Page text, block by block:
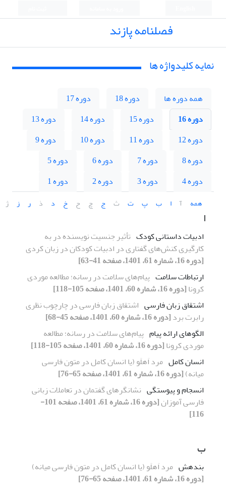
فصلنامه پازند
نمایه کلیدواژه ها
همه دوره ها دوره 18
دوره 17
دوره 16
دوره 15 دوره 14
دوره 13
دوره 12
دوره 11 دوره 10
دوره 9
دوره 8
دوره 7 دوره 6
دوره 5
دوره 4
دوره 3 دوره 2 دوره 1
همه آ ا ب پ ت ث ج چ ح خ د ذ ر ز ژ
ا
ادبیات داستانی کودک تأثیر جنسیت نویسنده در به
کارگیری کنش‌های گفتاری در ادبیات کودکان در زبان کردی
[دوره 16، شماره 61، 1401، صفحه 41-63]
ارتباطات سلامت پیام‌های سلامت در رسانه؛ مطالعه موردی
کرونا[دوره 16، شماره 60، 1401، صفحه 105-118]
اشتقاق زبان فارسی اشتقاق زبان فارسی در چارچوب نظری
رابرت برد[دوره 16، شماره 60، 1401، صفحه 45-68]
الگوهای ارائه پیام پیام‌های سلامت در رسانه؛ مطالعه
موردی کرونا[دوره 16، شماره 60، 1401، صفحه 105-118]
انسان کامل مرد اَهلَو (یا انسان کامل در متون فارسی
میانه)[دوره 16، شماره 61، 1401، صفحه 65-76]
انسجام و پیوستگی نشانگرهای گفتمان در تعاملات زبانی
فارسی آموزان
[دوره 16، شماره 61، 1401، صفحه 101-
116]
ب
بندهش مرد اَهلَو (یا انسان کامل در متون فارسی میانه)
[دوره 16، شماره 61، 1401، صفحه 65-76]